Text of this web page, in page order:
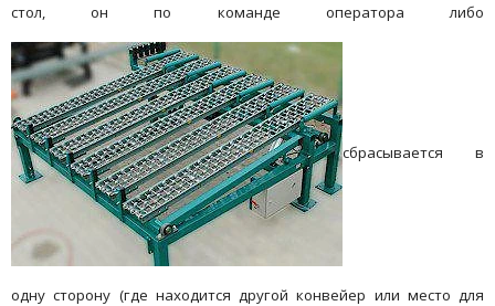
стол, он по команде оператора либо
сбрасывается в
одну сторону (где находится другой конвейер или место для